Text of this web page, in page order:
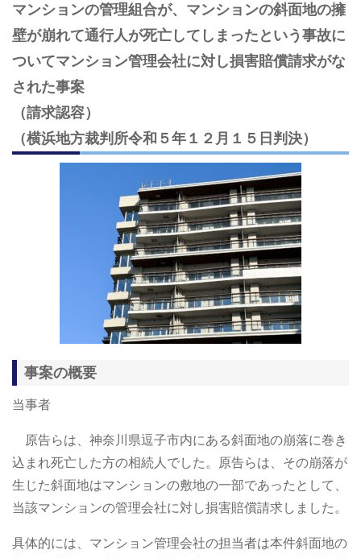
マンションの管理組合が、マンションの斜面地の擁
壁が崩れて通行人が死亡してしまったという事故に
ついてマンション管理会社に対し損害賠償請求がな
された事案
（請求認容）
（横浜地方裁判所令和５年１２月１５日判決）
事案の概要
当事者
原告らは、神奈川県逗子市内にある斜面地の崩落に巻き
込まれ死亡した方の相続人でした。原告らは、その崩落が
生じた斜面地はマンションの敷地の一部であったとして、
当該マンションの管理会社に対し損害賠償請求しました。
具体的には、マンション管理会社の担当者は本件斜面地の